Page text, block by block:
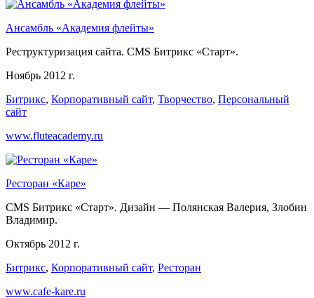
Ансамбль «Академия флейты»
Реструктуризация сайта. CMS Битрикс «Старт».
Ноябрь 2012 г.
Битрикс, Корпоративный сайт, Творчество, Персональный
сайт
www.fluteacademy.ru
Ресторан «Каре»
CMS Битрикс «Старт». Дизайн — Полянская Валерия, Злобин
Владимир.
Октябрь 2012 г.
Битрикс, Корпоративный сайт, Ресторан
www.cafe-kare.ru